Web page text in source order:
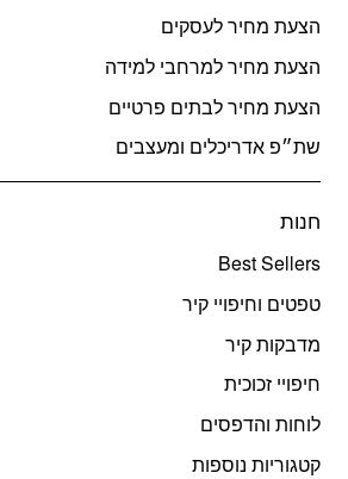
הצעת מחיר לעסקים
הצעת מחיר למרחבי למידה
הצעת מחיר לבתים פרטיים
שת״פ אדריכלים ומעצבים
חנות
Best Sellers
טפטים וחיפויי קיר
מדבקות קיר
חיפויי זכוכית
לוחות והדפסים
קטגוריות נוספות